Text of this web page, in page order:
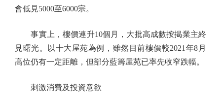
會低見5000至6000宗。
事實上，樓價連升10個月，大批高成數按揭業主終
見曙光。以十大屋苑為例，雖然目前樓價較2021年8月
高位仍有一定距離，但部分藍籌屋苑已率先收窄跌幅。
刺激消費及投資意欲